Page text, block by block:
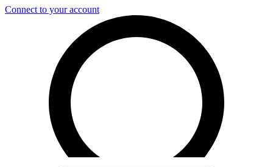
Connect to your account